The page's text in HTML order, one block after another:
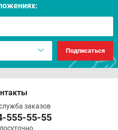
Подписаться
заказов
555-55-55